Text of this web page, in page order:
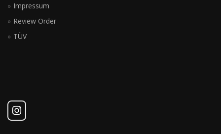
Impressum
Review Order
TÜV